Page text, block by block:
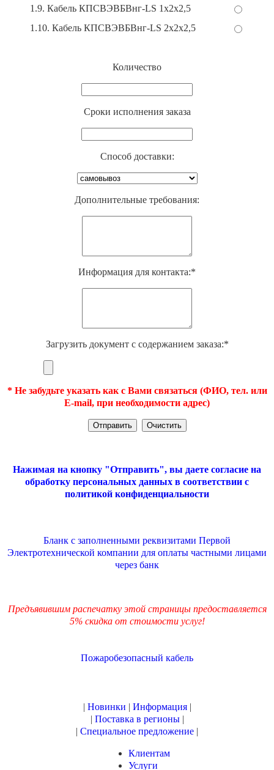
1.9. Кабель КПСВЭВБВнг-LS 1х2х2,5
1.10. Кабель КПСВЭВБВнг-LS 2х2х2,5
Количество
Cроки исполнения заказа
Способ доставки:
Дополнительные требования:
Информация для контакта:*
Загрузить документ с содержанием заказа:*
* Не забудьте указать как с Вами связаться (ФИО, тел. или
E-mail, при необходимости адрес)
Нажимая на кнопку "Отправить", вы даете согласие на
обработку персональных данных в соответствии с
политикой конфиденциальности
Бланк с заполненными реквизитами Первой
Электротехнической компании для оплаты частными лицами
через банк
Предъявившим распечатку этой страницы предоставляется
5% скидка от стоимости услуг!
Пожаробезопасный кабель
| Новинки | Информация|
| Поставка в регионы|
| Специальное предложение |
Клиентам
Услуги